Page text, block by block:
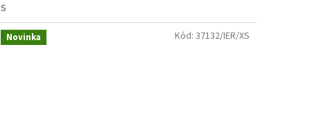
S
Novinka Kód: 37132/IER/XS